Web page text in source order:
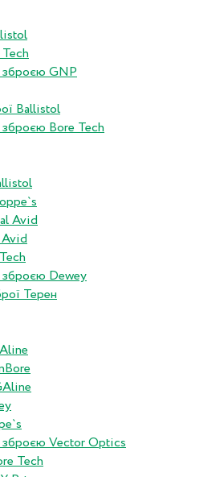
зброєю GNP
Ballistol
Bore Tech
Avid
Avid
зброєю Dewey
Терен
зброєю Vector Optics
Tech